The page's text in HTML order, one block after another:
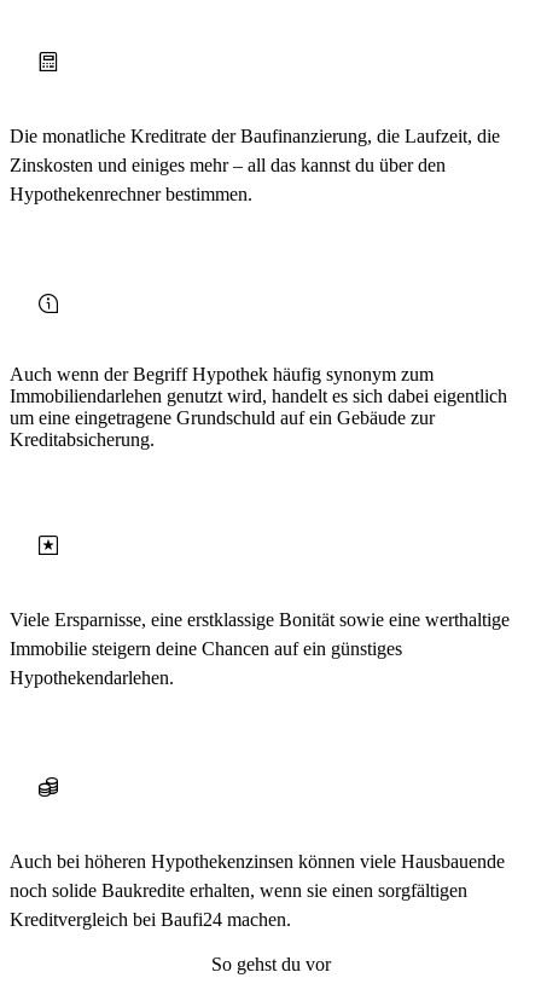
Die monatliche Kreditrate der Baufinanzierung, die Laufzeit, die
Zinskosten und einiges mehr – all das kannst du über den
Hypothekenrechner bestimmen.
Auch wenn der Begriff Hypothek häufig synonym zum
Immobiliendarlehen genutzt wird, handelt es sich dabei eigentlich
um eine eingetragene Grundschuld auf ein Gebäude zur
Kreditabsicherung.
Viele Ersparnisse, eine erstklassige Bonität sowie eine werthaltige
Immobilie steigern deine Chancen auf ein günstiges
Hypothekendarlehen.
Auch bei höheren Hypothekenzinsen können viele Hausbauende
noch solide Baukredite erhalten, wenn sie einen sorgfältigen
Kreditvergleich bei Baufi24 machen.
So gehst du vor